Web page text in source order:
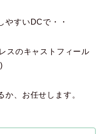
やすいDCで・・
スのキャストフィール
、お任せします。